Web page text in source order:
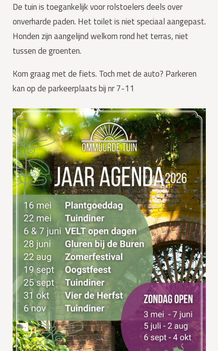
De tuin is toegankelijk voor rolstoelers deels over
onverharde paden. Het toilet is niet speciaal aangepast.
Honden zijn aangelijnd welkom rond het terras, niet
tussen de groenten.
Kom graag met de fiets. Toch met de auto? Parkeren
kan op de parkeerplaats bij nr 7-11